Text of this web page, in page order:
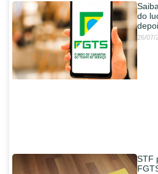
do
26/07/
STF